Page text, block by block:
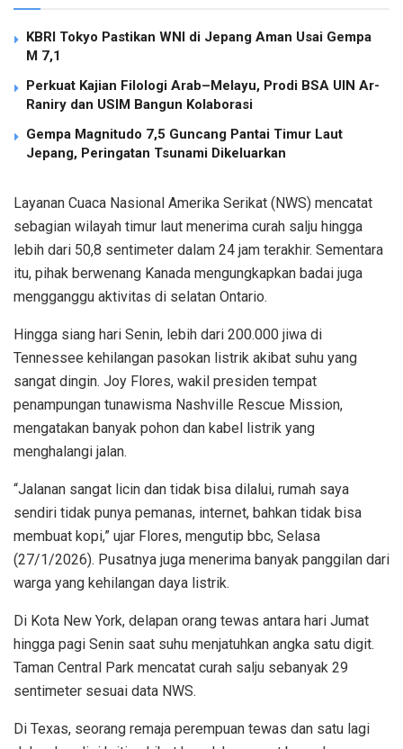
KBRI Tokyo Pastikan WNI di Jepang Aman Usai Gempa
M 7,1
Perkuat Kajian Filologi Arab–Melayu, Prodi BSA UIN Ar-
Raniry dan USIM Bangun Kolaborasi
Gempa Magnitudo 7,5 Guncang Pantai Timur Laut
Jepang, Peringatan Tsunami Dikeluarkan
Layanan Cuaca Nasional Amerika Serikat (NWS) mencatat
sebagian wilayah timur laut menerima curah salju hingga
lebih dari 50,8 sentimeter dalam 24 jam terakhir. Sementara
itu, pihak berwenang Kanada mengungkapkan badai juga
mengganggu aktivitas di selatan Ontario.
Hingga siang hari Senin, lebih dari 200.000 jiwa di
Tennessee kehilangan pasokan listrik akibat suhu yang
sangat dingin. Joy Flores, wakil presiden tempat
penampungan tunawisma Nashville Rescue Mission,
mengatakan banyak pohon dan kabel listrik yang
menghalangi jalan.
“Jalanan sangat licin dan tidak bisa dilalui, rumah saya
sendiri tidak punya pemanas, internet, bahkan tidak bisa
membuat kopi,” ujar Flores, mengutip bbc, Selasa
(27/1/2026). Pusatnya juga menerima banyak panggilan dari
warga yang kehilangan daya listrik.
Di Kota New York, delapan orang tewas antara hari Jumat
hingga pagi Senin saat suhu menjatuhkan angka satu digit.
Taman Central Park mencatat curah salju sebanyak 29
sentimeter sesuai data NWS.
Di Texas, seorang remaja perempuan tewas dan satu lagi